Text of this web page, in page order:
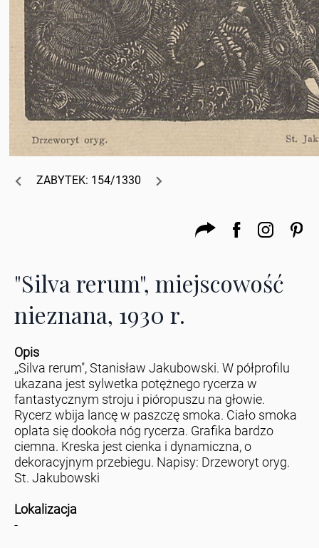
ZABYTEK: 154/1330
"Silva rerum", miejscowość
nieznana, 1930 r.
Opis
,,Silva rerum", Stanisław Jakubowski. W półprofilu
ukazana jest sylwetka potężnego rycerza w
fantastycznym stroju i pióropuszu na głowie.
Rycerz wbija lancę w paszczę smoka. Ciało smoka
oplata się dookoła nóg rycerza. Grafika bardzo
ciemna. Kreska jest cienka i dynamiczna, o
dekoracyjnym przebiegu. Napisy: Drzeworyt oryg.
St. Jakubowski
Lokalizacja
-